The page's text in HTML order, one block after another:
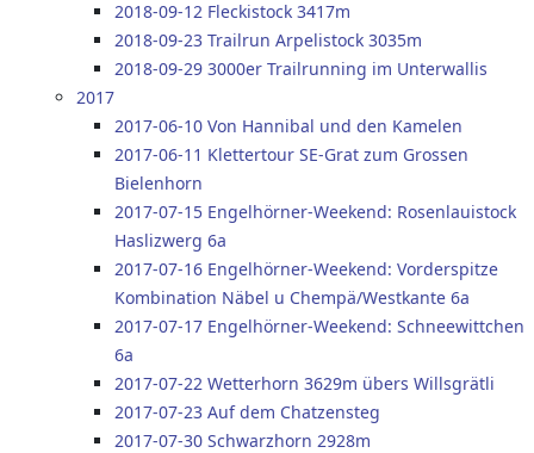
2018-09-12 Fleckistock 3417m
2018-09-23 Trailrun Arpelistock 3035m
2018-09-29 3000er Trailrunning im Unterwallis
2017
2017-06-10 Von Hannibal und den Kamelen
2017-06-11 Klettertour SE-Grat zum Grossen
Bielenhorn
2017-07-15 Engelhörner-Weekend: Rosenlauistock
Haslizwerg 6a
2017-07-16 Engelhörner-Weekend: Vorderspitze
Kombination Näbel u Chempä/Westkante 6a
2017-07-17 Engelhörner-Weekend: Schneewittchen
6a
2017-07-22 Wetterhorn 3629m übers Willsgrätli
2017-07-23 Auf dem Chatzensteg
2017-07-30 Schwarzhorn 2928m